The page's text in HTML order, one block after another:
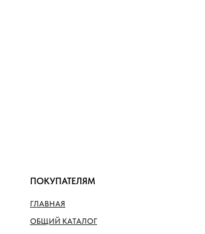
ОБЩИЙ КАТАЛОГ
ПОКУПАТЕЛЯМ
ГЛАВНАЯ